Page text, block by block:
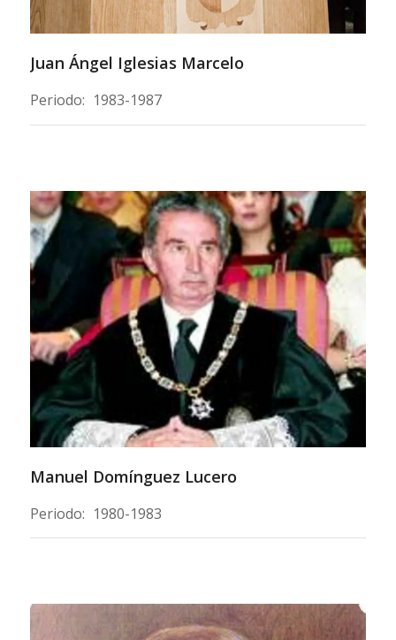
Juan Ángel Iglesias Marcelo
Periodo: 1983-1987
Manuel Domínguez Lucero
Periodo: 1980-1983